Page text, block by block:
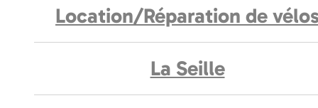
Location/Réparation de
La Seille